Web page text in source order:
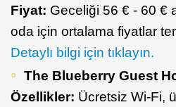
Fiyat: Geceliği 56 € - 60 €
oda için ortalama fiyatlar
Detaylı bilgi için tıklayın.
The Blueberry Guest
Özellikler: Ücretsiz Wi-Fi,